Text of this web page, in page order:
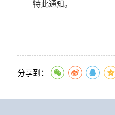
特此通知。
分享到：